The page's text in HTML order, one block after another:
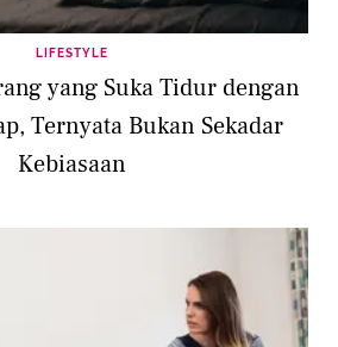
LIFESTYLE
yang Suka Tidur dengan
Ternyata Bukan Sekadar
Kebiasaan